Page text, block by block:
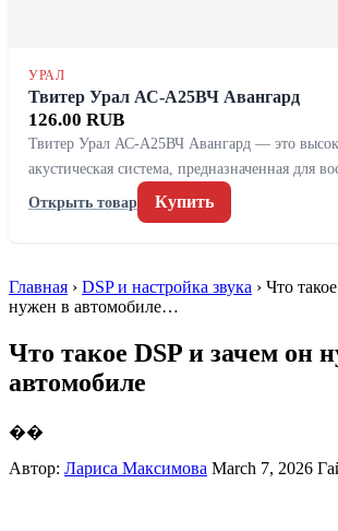
УРАЛ
Твитер Урал АС-А25ВЧ Авангард
126.00 RUB
Твитер Урал АС-А25ВЧ Авангард — это
акустическая система, предназначенная для
Открыть товар
Купить
Главная › DSP и настройка звука › Что
нужен в автомобиле…
Что такое DSP и зачем он
автомобиле
��
Автор: Лариса Максимова March 7, 2026